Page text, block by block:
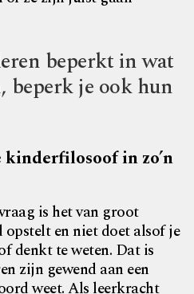
beperkt in wat
beperk je ook hun
kinderfilosoof in zo’n
is het van groot
en niet doet alsof je
denkt te weten. Dat is
zijn gewend aan een
weet. Als leerkracht